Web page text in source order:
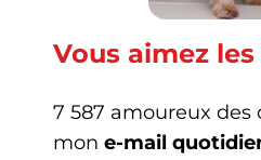
Vous aimez
7 587 amoureux des
mon e-mail